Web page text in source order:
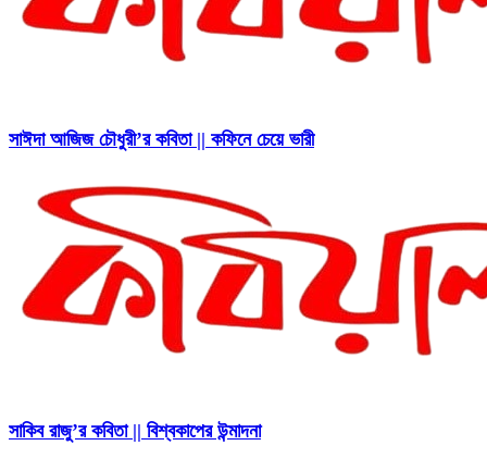
সাঈদা আজিজ চৌধুরী’র কবিতা || কফিনে চেয়ে ভারী
সাকিব রাজু’র কবিতা || বিশ্বকাপের উন্মাদনা